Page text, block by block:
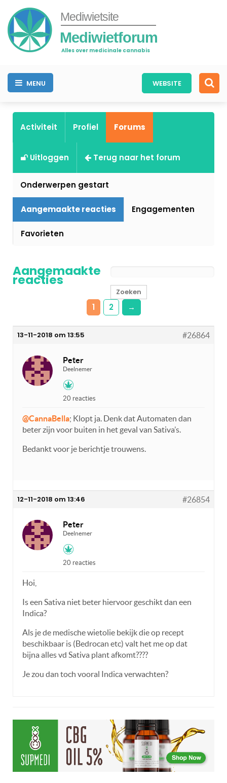
Mediwietsite
Mediwietforum
Alles over medicinale cannabis
MENU WEBSITE
Activiteit Profiel Forums
Uitloggen Terug naar het forum
Onderwerpen gestart
Aangemaakte reacties Engagementen
Favorieten
Aangemaakte
reacties
1 2 →
13-11-2018 om 13:55 #26864
Peter
Deelnemer
20 reacties
@CannaBella; Klopt ja. Denk dat Automaten dan
beter zijn voor buiten in het geval van Sativa’s.
Bedankt voor je berichtje trouwens.
12-11-2018 om 13:46 #26854
Peter
Deelnemer
20 reacties
Hoi,
Is een Sativa niet beter hiervoor geschikt dan een
Indica?
Als je de medische wietolie bekijk die op recept
beschikbaar is (Bedrocan etc) valt het me op dat
bijna alles vd Sativa plant afkomt????
Je zou dan toch vooral Indica verwachten?